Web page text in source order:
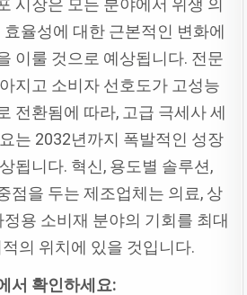
시장은 모든 분야에서 위생 의
효율성에 대한 근본적인 변화에
이룰 것으로 예상됩니다. 전문
지고 소비자 선호도가 고성능
전환됨에 따라, 고급 극세사 세
는 2032년까지 폭발적인 성장
됩니다. 혁신, 용도별 솔루션,
점을 두는 제조업체는 의료, 상
용 소비재 분야의 기회를 최대
의 위치에 있을 것입니다.
서 확인하세요: